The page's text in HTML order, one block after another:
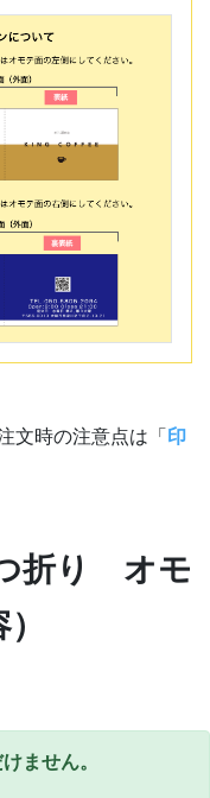
文時の注意点は「 印
折り オモ
ません。